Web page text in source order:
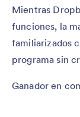
Mientras
funciones, la
familiarizados
programa sin
Ganador en